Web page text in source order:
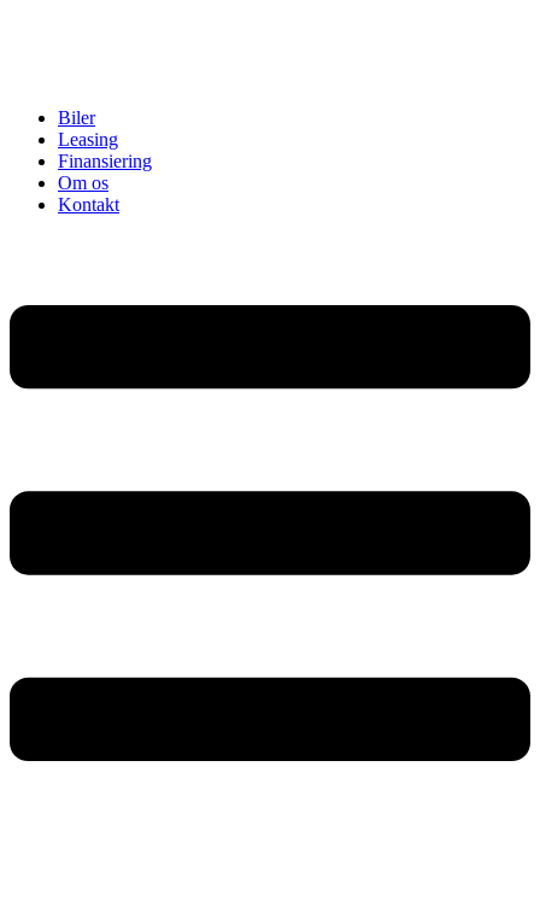
Biler
Leasing
Finansiering
Om os
Kontakt